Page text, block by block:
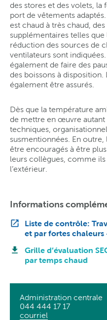
des stores et des volets, la
port de vêtements
est chaud à très chaud,
supplémentaires telles que
réduction des sources de
ventilateurs sont
également de faire des
des boissons à
également être assurés.
Dès que la température
de mettre en œuvre autant
techniques,
susmentionnées. En
être encouragés à être
leurs collègues, comme ils
l’extérieur.
Informations
Liste de contrôle:
et par fortes chaleurs
Grille d’évaluation
par temps chaud
Administration centrale
044 444 17 17
courriel